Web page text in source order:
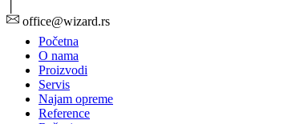
office@wizard.rs
Početna
O nama
Proizvodi
Servis
Najam opreme
Reference